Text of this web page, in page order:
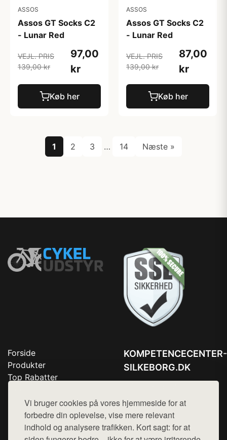
Vi bruger cookies på vores hjemmeside for at
forbedre din oplevelse, vise mere relevant
indhold og analysere trafikken. Kort sagt: for at
ASSOS
Assos GT Socks C2
- Lunar Red
VEJL. PRIS
139,00 kr
97,00
kr
Køb her
ASSOS
Assos GT Socks C2
- Lunar Red
VEJL. PRIS
139,00 kr
87,00
kr
Køb her
1 2 3 … 14 Næste »
Forside
Produkter
Top Rabatter
Kontakt
KOMPETENCECENTER-
SILKEBORG.DK
Mail:hej@want.dk
Cookie- og privatlivspolitik